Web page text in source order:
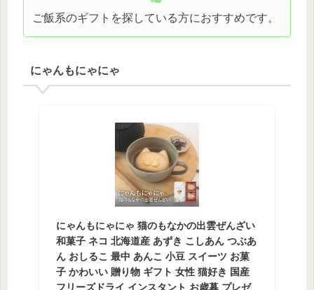
ご飯系のギフトを探している方におすすめです。
にゃんもにゃにゃ
にゃんもにゃにゃ 猫のもなかの出雲ぜんざい
和菓子 ネコ 北海道産 あずき こしあん つぶあ
ん おしるこ 最中 あんこ 小豆 スイーツ お菓
子 かわいい 贈り物 ギフト 女性 猫好き 国産
フリーズドライ インスタント お歳暮 プレゼ